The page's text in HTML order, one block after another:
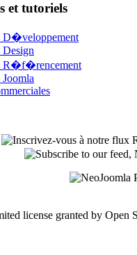
et tutoriels
D�veloppement
Design
R�f�rencement
license granted by Open